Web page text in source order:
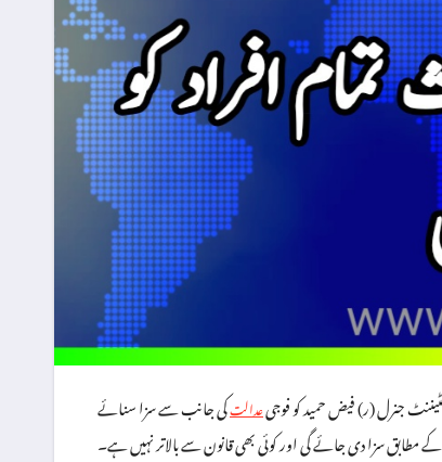
جنرل (ر) فیض حمید کو فوجیعدالتکی جانب سے سزا سنائے
مطابق سزا دی جائے گی اور کوئی بھی قانون سے بالاتر نہیں ہے۔